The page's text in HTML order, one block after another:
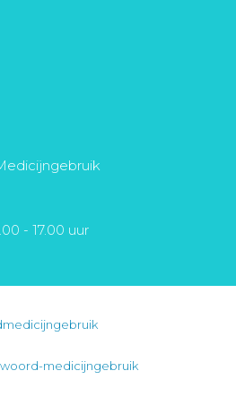
- 17.00 uur
medicijngebruik